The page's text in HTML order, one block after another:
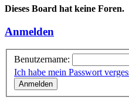
Dieses Board hat keine Foren.
Anmelden
Benutzername:
Ich habe mein Passwort